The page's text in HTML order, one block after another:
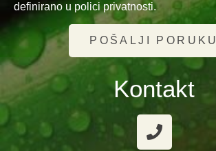
definirano u polici privatnosti.
POŠALJI PORUKU
Kontakt